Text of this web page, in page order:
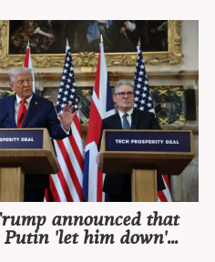
announced that
'let him down'